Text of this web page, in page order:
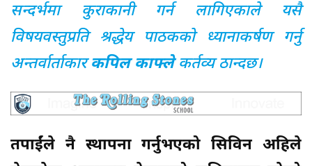
सन्दर्भमा कुराकानी गर्न लागिएकाले यसै
विषयवस्तुप्रति श्रद्धेय पाठकको ध्यानाकर्षण गर्नु
अन्तर्वार्ताकारकपिल काफ्लेकर्तव्य ठान्दछ।
तपाईंले नै स्थापना गर्नुभएको सिविन अहिले